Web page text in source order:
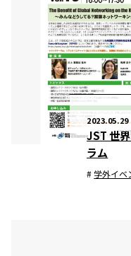
2023.05.29
JST 世
ラム
学外イベ